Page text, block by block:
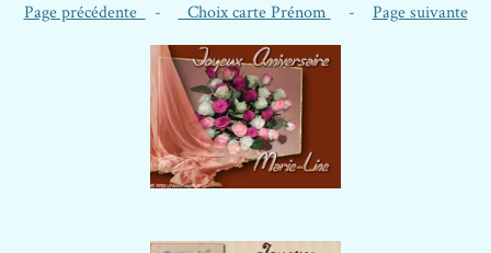
Page précédente - Choix carte Prénom - Page suivante